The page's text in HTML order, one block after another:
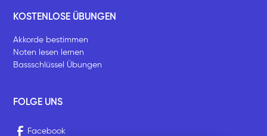
KOSTENLOSE ÜBUNGEN
Akkorde bestimmen
Noten lesen lernen
Bassschlüssel Übungen
FOLGE UNS
Facebook